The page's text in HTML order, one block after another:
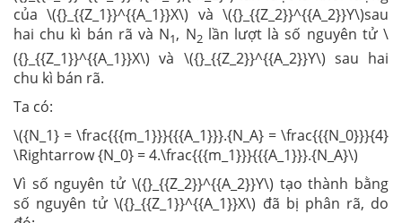
của \({}_{{Z_1}}^{{A_1}}X\) và \({}_{{Z_2}}^{{A_2}}Y\)sau
hai chu kì bán rã và N1, N2lần lượt là số nguyên tử \
({}_{{Z_1}}^{{A_1}}X\) và \({}_{{Z_2}}^{{A_2}}Y\) sau hai
chu kì bán rã.
Ta có:
\({N_1} = \frac{{{m_1}}}{{{A_1}}}.{N_A} = \frac{{{N_0}}}{4}
\Rightarrow {N_0} = 4.\frac{{{m_1}}}{{{A_1}}}.{N_A}\)
Vì số nguyên tử \({}_{{Z_2}}^{{A_2}}Y\) tạo thành bằng
số nguyên tử \({}_{{Z_1}}^{{A_1}}X\) đã bị phân rã, do